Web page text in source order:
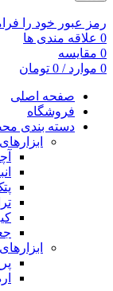
رمز عبور خود را
0 علاقه مندی ها
0 مقایسه
0 موارد /
0 تومان
صفحه اصلی
فروشگاه
دسته بندی